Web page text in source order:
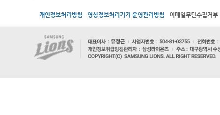
개인정보처리방침 영상정보처리기기 운영관리방침 이메일무단수집거부